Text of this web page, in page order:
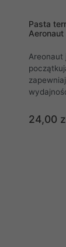
Pasta
Areonaut
sprytne
pasty
sprzętu,
24,00